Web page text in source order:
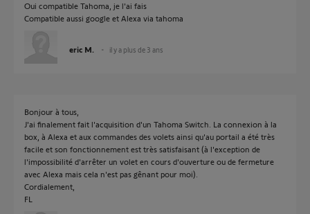
Oui compatible Tahoma, je l'ai fais
Compatible aussi google et Alexa via tahoma
eric M. il y a plus de 3 ans
Bonjour à tous,
J'ai finalement fait l'acquisition d'un Tahoma Switch. La connexion à la
box, à Alexa et aux commandes des volets ainsi qu'au portail a été très
facile et son fonctionnement est très satisfaisant (à l'exception de
l'impossibilité d'arrêter un volet en cours d'ouverture ou de fermeture
avec Alexa mais cela n'est pas gênant pour moi).
Cordialement,
FL